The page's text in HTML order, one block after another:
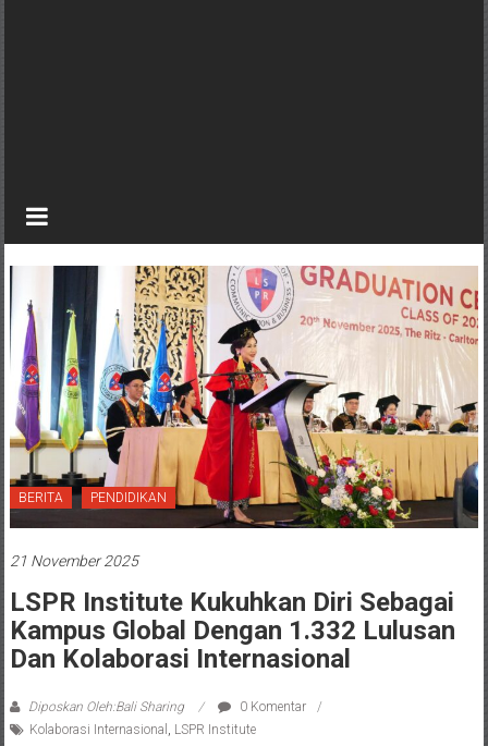
BERITA PENDIDIKAN
21 November 2025
LSPR Institute Kukuhkan Diri Sebagai
Kampus Global Dengan 1.332 Lulusan
Dan Kolaborasi Internasional
Diposkan Oleh:Bali Sharing
0 Komentar
Kolaborasi Internasional
LSPR Institute